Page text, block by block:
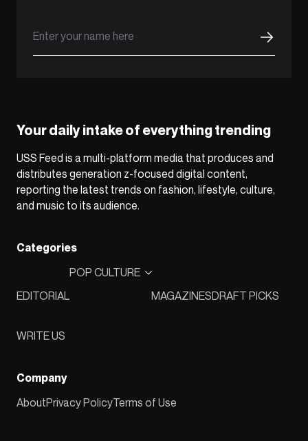
Your daily intake of everything trending
USS Feed is a multi-platform media that produces and
distributes generation z-focused digital content,
reporting the latest trends on fashion, lifestyle, culture,
and music to its audience.
Categories
EDITORIAL
POP CULTURE
MAGAZINESDRAFT PICKS
WRITE US
Company
AboutPrivacy PolicyTerms of Use